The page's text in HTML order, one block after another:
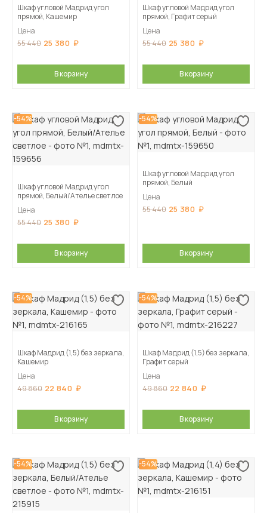
Шкаф угловой Мадрид угол
прямой, Кашемир
Цена
55 440 25 380
В корзину
Шкаф угловой Мадрид угол
прямой, Графит серый
Цена
55 440 25 380
В корзину
-54%
Шкаф угловой Мадрид угол
прямой, Белый/Ателье светлое
Цена
55 440 25 380
В корзину
-54%
Шкаф угловой Мадрид угол
прямой, Белый
Цена
55 440 25 380
В корзину
-54%
Шкаф Мадрид (1,5) без зеркала,
Кашемир
Цена
49 860 22 840
В корзину
-54%
Шкаф Мадрид (1,5) без зеркала,
Графит серый
Цена
49 860 22 840
В корзину
-54% -54%